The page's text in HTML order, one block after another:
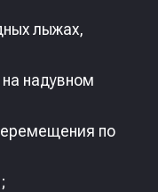
лыжах,
надувном
по